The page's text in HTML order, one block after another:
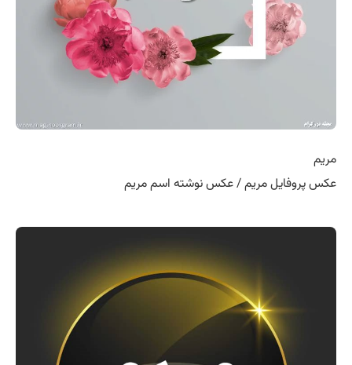
مریم
عکس پروفایل مریم / عکس نوشته اسم مریم